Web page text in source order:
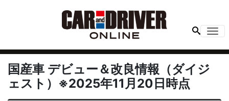
国産車 デビュー＆改良情報（ダイジ
ェスト）※2025年11月20日時点